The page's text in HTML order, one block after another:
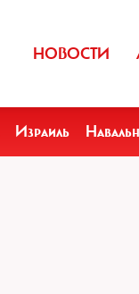
НОВОСТИ
Израиль